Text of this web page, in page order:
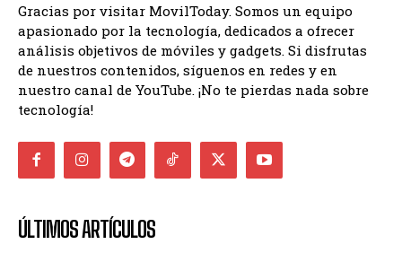
Gracias por visitar MovilToday. Somos un equipo
apasionado por la tecnología, dedicados a ofrecer
análisis objetivos de móviles y gadgets. Si disfrutas
de nuestros contenidos, síguenos en redes y en
nuestro canal de YouTube. ¡No te pierdas nada sobre
tecnología!
ÚLTIMOS ARTÍCULOS